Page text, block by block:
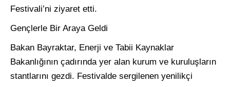
Festivali’ni ziyaret etti.
Gençlerle Bir Araya Geldi
Bakan Bayraktar, Enerji ve Tabii Kaynaklar
Bakanlığının çadırında yer alan kurum ve kuruluşların
stantlarını gezdi. Festivalde sergilenen yenilikçi